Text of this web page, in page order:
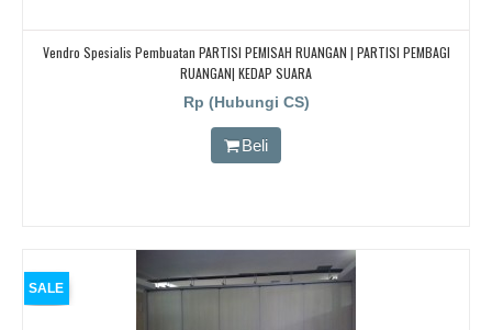
Vendro Spesialis Pembuatan PARTISI PEMISAH RUANGAN | PARTISI PEMBAGI
RUANGAN| KEDAP SUARA
Rp (Hubungi CS)
Beli
SALE